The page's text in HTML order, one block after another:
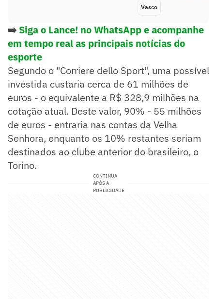
Vasco
➡️ Siga o Lance! no WhatsApp e acompanhe
em tempo real as principais notícias do
esporte
Segundo o "Corriere dello Sport", uma possível
investida custaria cerca de 61 milhões de
euros - o equivalente a R$ 328,9 milhões na
cotação atual. Deste valor, 90% - 55 milhões
de euros - entraria nas contas da Velha
Senhora, enquanto os 10% restantes seriam
destinados ao clube anterior do brasileiro, o
Torino.
CONTINUA
APÓS A
PUBLICIDADE